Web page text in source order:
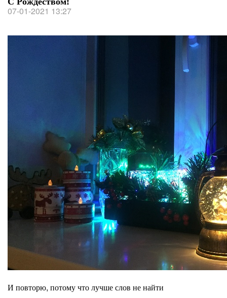
07-01-2021 13:27
И повторю, потому что лучше слов не найти